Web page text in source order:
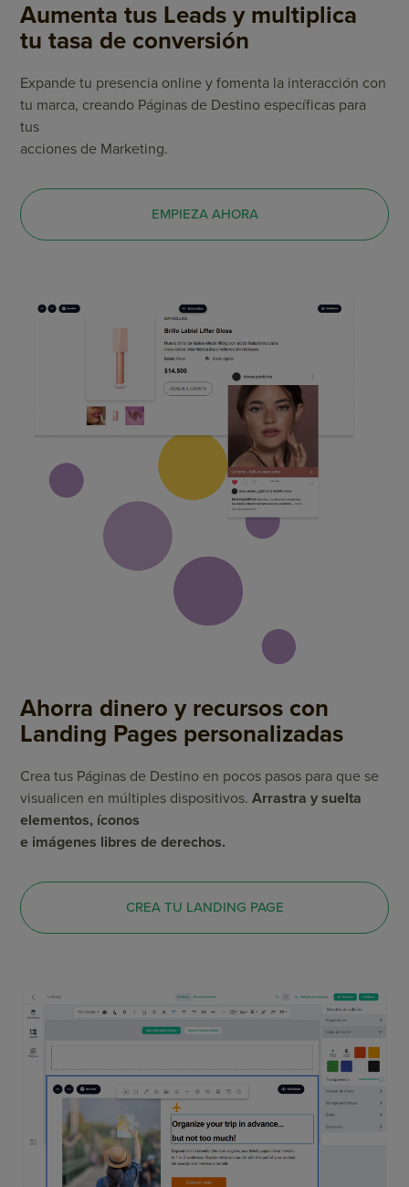
Aumenta tus Leads y multiplica
tu tasa de conversión
Expande tu presencia online y fomenta la interacción con
tu marca, creando Páginas de Destino específicas para
tus
acciones de Marketing.
EMPIEZA AHORA
Ahorra dinero y recursos con
Landing Pages personalizadas
Crea tus Páginas de Destino en pocos pasos para que se
visualicen en múltiples dispositivos.Arrastra y suelta
elementos, íconos
e imágenes libres de derechos.
CREA TU LANDING PAGE